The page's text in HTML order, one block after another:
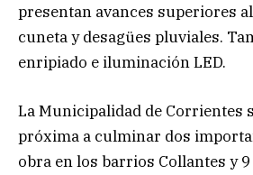
presentan avances superiores
cuneta y desagües pluviales.
enripiado e iluminación LED.
La Municipalidad de Corrientes
próxima a culminar dos
obra en los barrios Collantes y